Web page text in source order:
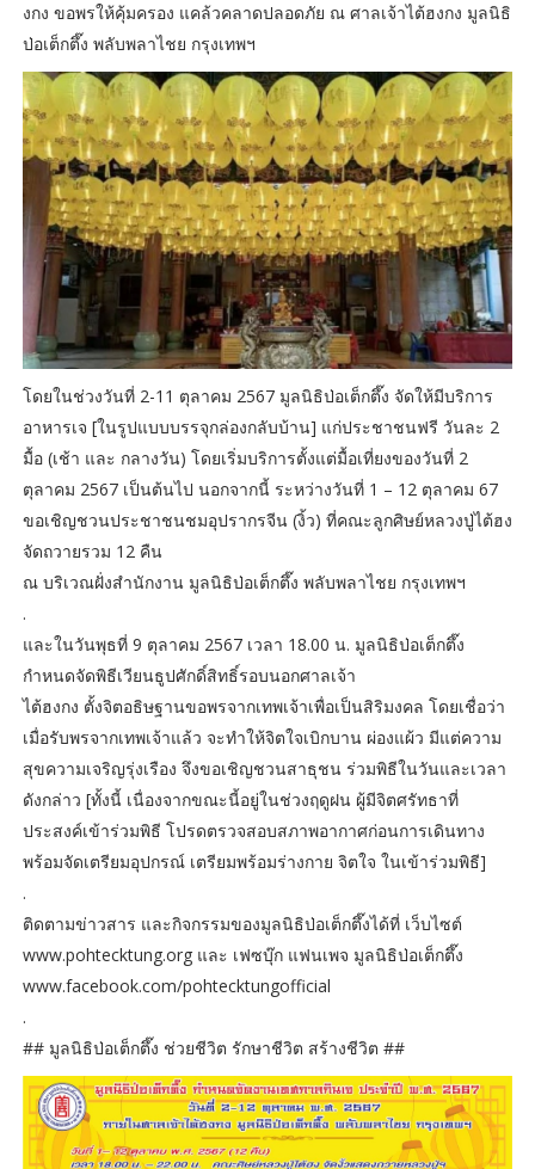
งกง ขอพรให้คุ้มครอง แคล้วคลาดปลอดภัย ณ ศาลเจ้าไต้ฮงกง มูลนิธิ
ป่อเต็กตึ๊ง พลับพลาไชย กรุงเทพฯ
โดยในช่วงวันที่ 2-11 ตุลาคม 2567 มูลนิธิป่อเต็กตึ๊ง จัดให้มีบริการ
อาหารเจ [ในรูปแบบบรรจุกล่องกลับบ้าน] แก่ประชาชนฟรี วันละ 2
มื้อ (เช้า และ กลางวัน) โดยเริ่มบริการตั้งแต่มื้อเที่ยงของวันที่ 2
ตุลาคม 2567 เป็นต้นไป นอกจากนี้ ระหว่างวันที่ 1 – 12 ตุลาคม 67
ขอเชิญชวนประชาชนชมอุปรากรจีน (งิ้ว) ที่คณะลูกศิษย์หลวงปู่ไต้ฮง
จัดถวายรวม 12 คืน
ณ บริเวณฝั่งสำนักงาน มูลนิธิป่อเต็กตึ๊ง พลับพลาไชย กรุงเทพฯ
.
และในวันพุธที่ 9 ตุลาคม 2567 เวลา 18.00 น. มูลนิธิป่อเต็กตึ๊ง
กำหนดจัดพิธีเวียนธูปศักดิ์สิทธิ์รอบนอกศาลเจ้า
ไต้ฮงกง ตั้งจิตอธิษฐานขอพรจากเทพเจ้าเพื่อเป็นสิริมงคล โดยเชื่อว่า
เมื่อรับพรจากเทพเจ้าแล้ว จะทำให้จิตใจเบิกบาน ผ่องแผ้ว มีแต่ความ
สุขความเจริญรุ่งเรือง จึงขอเชิญชวนสาธุชน ร่วมพิธีในวันและเวลา
ดังกล่าว [ทั้งนี้ เนื่องจากขณะนี้อยู่ในช่วงฤดูฝน ผู้มีจิตศรัทธาที่
ประสงค์เข้าร่วมพิธี โปรดตรวจสอบสภาพอากาศก่อนการเดินทาง
พร้อมจัดเตรียมอุปกรณ์ เตรียมพร้อมร่างกาย จิตใจ ในเข้าร่วมพิธี]
.
ติดตามข่าวสาร และกิจกรรมของมูลนิธิป่อเต็กตึ๊งได้ที่ เว็บไซต์
www.pohtecktung.org และ เฟซบุ๊ก แฟนเพจ มูลนิธิป่อเต็กตึ๊ง
www.facebook.com/pohtecktungofficial
.
## มูลนิธิป่อเต็กตึ๊ง ช่วยชีวิต รักษาชีวิต สร้างชีวิต ##